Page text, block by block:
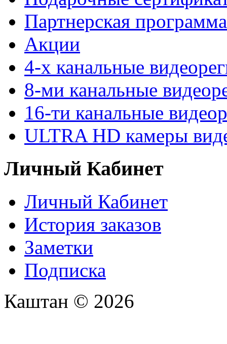
Партнерская программа
Акции
4-х канальные
8-ми канальные
16-ти канальные
ULTRA HD камеры
Личный Кабинет
Личный Кабинет
История заказов
Заметки
Подписка
Каштан © 2026